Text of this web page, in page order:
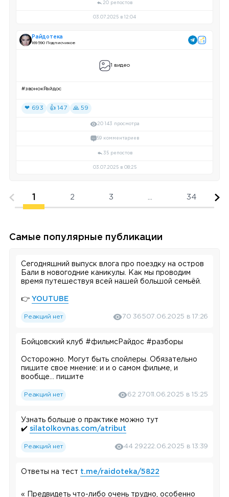
20 репостов
03.07.2025 в 12:04
Райдотека
169 590 Подписчиков
1 видео
#звонокРайдос
❤ 693 👍 147 🙏 59
20 143 просмотра
59 комментариев
35 репостов
03.07.2025 в 08:25
1 2 3 34
Самые популярные публикации
Сегодняшний выпуск влога про поездку на остров
Бали в новогодние каникулы. Как мы проводим
время путешествуя всей нашей большой семьёй.
👉 YOUTUBE
RUTUBE
👉 ВКОНТАКТЕ (будет позже)
#Райдос #викториярайдос #влограйдос
#силатольковнас
Реакций нет 70 36507.06.2025 в 17:26
Бойцовский клуб #фильмсРайдос #разборы
Осторожно. Могут быть спойлеры. Обязательно
пишите свое мнение: и и о самом фильме, и
вообще... пишите
Я всегда читаю комментарии
Реакций нет 62 27011.06.2025 в 15:25
Узнать больше о практике можно тут
✔️ silatolkovnas.com/atribut
Реакций нет 44 29222.06.2025 в 13:39
Ответы на тест t.me/raidoteka/5822
« Предвидеть что-либо очень трудно, особенно